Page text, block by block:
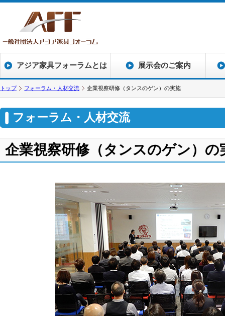
アジア家具フォーラムとは 展示会のご案内
トップ フォーラム・人材交流 企業視察研修（タンスのゲン）の実施
フォーラム・人材交流
企業視察研修（タンスのゲン）の